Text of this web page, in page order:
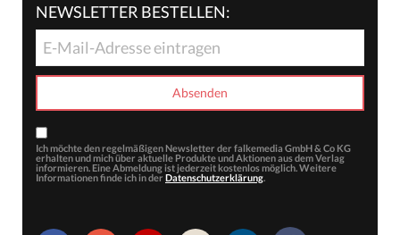
NEWSLETTER BESTELLEN:
Ich möchte den regelmäßigen Newsletter der falkemedia GmbH & Co KG
erhalten und mich über aktuelle Produkte und Aktionen aus dem Verlag
informieren. Eine Abmeldung ist jederzeit kostenlos möglich. Weitere
Informationen finde ich in der Datenschutzerklärung.